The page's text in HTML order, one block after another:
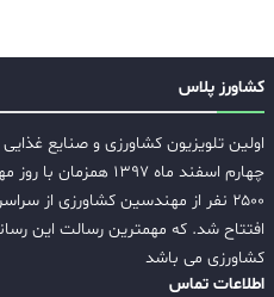
کشاورز پلاس
اولین تلویزیون کشاورزی و صنایع غذایی
چهارم اسفند ماه
۲۵۰۰ نفر از مهندسین کشاورزی از
افتتاح شد. که مهمترین رسالت این
کشاورزی می باشد
اطلاعات تماس